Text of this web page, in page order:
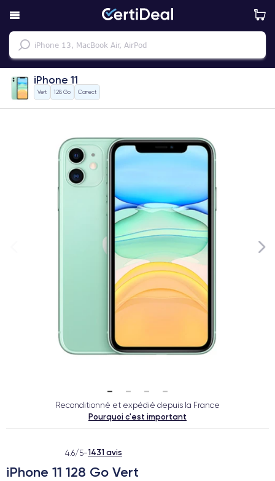
iPhone 11
Vert 128 Go Correct
Reconditionné et expédié depuis la France
Pourquoi c'est important
4.6/5-1431 avis
iPhone 11 128 Go Vert